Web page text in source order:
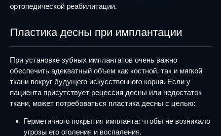
ортопедической реабилитации.
Пластика десны при имплантации
При установке зубных имплантатов очень важно
обеспечить адекватный объем как костной, так и мягкой
ткани вокруг будущего искусственного корня. Если у
пациента присутствует рецессия десны или недостаток
ткани, может потребоваться пластика десны с целью:
Герметичного покрытия импланта: чтобы не возникало
угрозы его оголения и воспаления.